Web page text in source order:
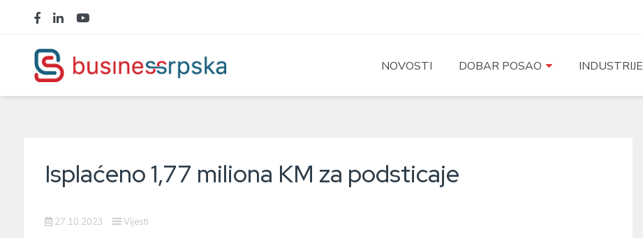
NOVOSTI DOBAR POSAO INDUSTRIJE
Isplaćeno 1,77 miliona KM za podsticaje
27.10.2023 Vijesti